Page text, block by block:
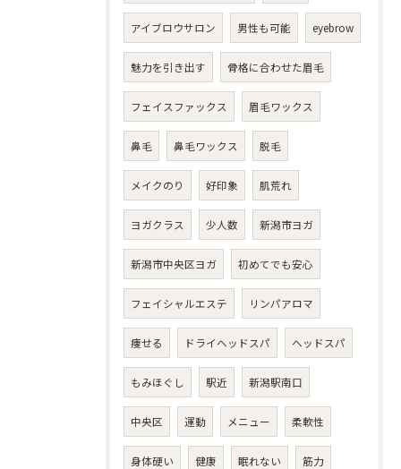
アイブロウサロン 男性も可能 eyebrow
魅力を引き出す 骨格に合わせた眉毛
フェイスファックス 眉毛ワックス
鼻毛 鼻毛ワックス 脱毛
メイクのり 好印象 肌荒れ
ヨガクラス 少人数 新潟市ヨガ
新潟市中央区ヨガ 初めてでも安心
フェイシャルエステ リンパアロマ
痩せる ドライヘッドスパ ヘッドスパ
もみほぐし 駅近 新潟駅南口
中央区 運動 メニュー 柔軟性
身体硬い 健康 眠れない 筋力